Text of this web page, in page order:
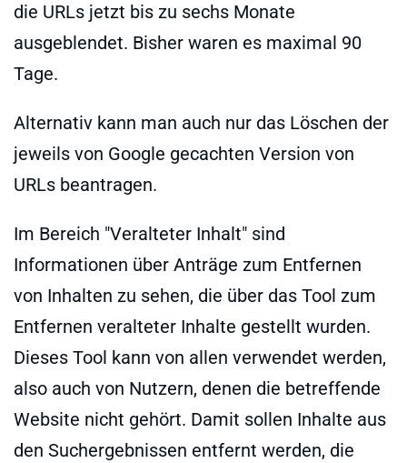
die URLs jetzt bis zu sechs Monate
ausgeblendet. Bisher waren es maximal 90
Tage.
Alternativ kann man auch nur das Löschen der
jeweils von Google gecachten Version von
URLs beantragen.
Im Bereich "Veralteter Inhalt" sind
Informationen über Anträge zum Entfernen
von Inhalten zu sehen, die über das Tool zum
Entfernen veralteter Inhalte gestellt wurden.
Dieses Tool kann von allen verwendet werden,
also auch von Nutzern, denen die betreffende
Website nicht gehört. Damit sollen Inhalte aus
den Suchergebnissen entfernt werden, die